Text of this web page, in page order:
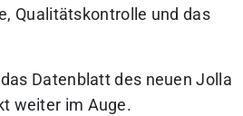
Qualitätskontrolle und das
das Datenblatt des neuen Jolla
weiter im Auge.